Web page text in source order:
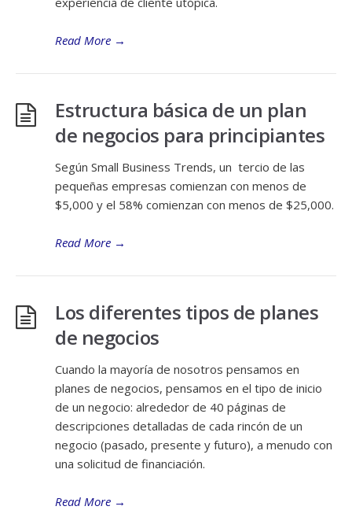
Read More →
Estructura básica de un plan
de negocios para principiantes
Según Small Business Trends, un tercio de las
pequeñas empresas comienzan con menos de
$5,000 y el 58% comienzan con menos de $25,000.
Read More →
Los diferentes tipos de planes
de negocios
Cuando la mayoría de nosotros pensamos en
planes de negocios, pensamos en el tipo de inicio
de un negocio: alrededor de 40 páginas de
descripciones detalladas de cada rincón de un
negocio (pasado, presente y futuro), a menudo con
una solicitud de financiación.
Read More →